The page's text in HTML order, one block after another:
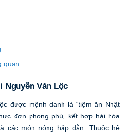
quan
Nguyễn Văn Lộc
được mệnh danh là “tiệm ăn Nhật
đơn phong phú, kết hợp hài hòa
các món nóng hấp dẫn. Thuộc hệ